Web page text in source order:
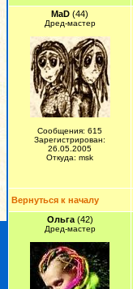
MaD (44)
Дред-мастер
Сообщения: 615
Зарегистрирован:
26.05.2005
Откуда: msk
Вернуться к началу
Ольга(42)
Дред-мастер